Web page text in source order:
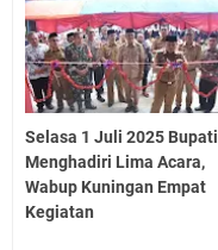
Selasa 1 Juli 2025 Bupati
Menghadiri Lima Acara,
Wabup Kuningan Empat
Kegiatan